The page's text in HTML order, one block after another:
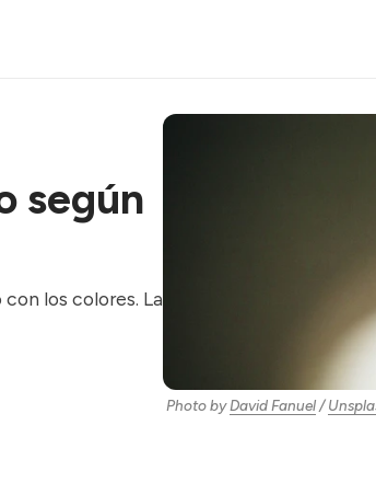
según
los colores. La
Photo byDavid Fanuel/